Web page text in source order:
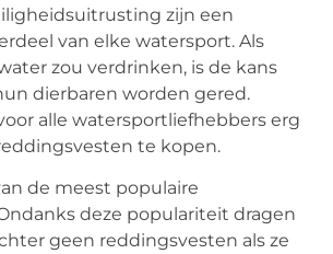
zijn een
van elke watersport. Als
zou verdrinken, is de kans
dierbaren worden gered.
alle watersportliefhebbers erg
te kopen.
de meest populaire
deze populariteit dragen
geen reddingsvesten als ze